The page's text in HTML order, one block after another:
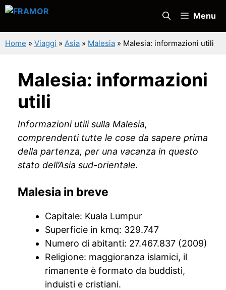
Vai
contenuto
Menu
Home » Viaggi » Asia » Malesia » Malesia: informazioni utili
Malesia: informazioni
utili
Informazioni utili sulla Malesia,
comprendenti tutte le cose da sapere prima
della partenza, per una vacanza in questo
stato dell’Asia sud-orientale.
Malesia in breve
Capitale: Kuala Lumpur
Superficie in kmq: 329.747
Numero di abitanti: 27.467.837 (2009)
Religione: maggioranza islamici, il
rimanente è formato da buddisti,
induisti e cristiani.